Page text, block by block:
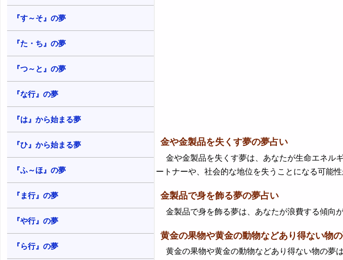
『す～そ』の夢
『た・ち』の夢
『つ～と』の夢
『な行』の夢
『は』から始まる夢
『ひ』から始まる夢
『ふ～ほ』の夢
『ま行』の夢
『や行』の夢
『ら行』の夢
金や金製品を失くす夢の夢占い
金や金製品を失くす夢は、あなたが生命エネル
ートナーや、社会的な地位を失うことになる可能
金製品で身を飾る夢の夢占い
金製品で身を飾る夢は、あなたが浪費する傾向
黄金の果物や黄金の動物などあり得ない物
黄金の果物や黄金の動物などあり得ない物の夢